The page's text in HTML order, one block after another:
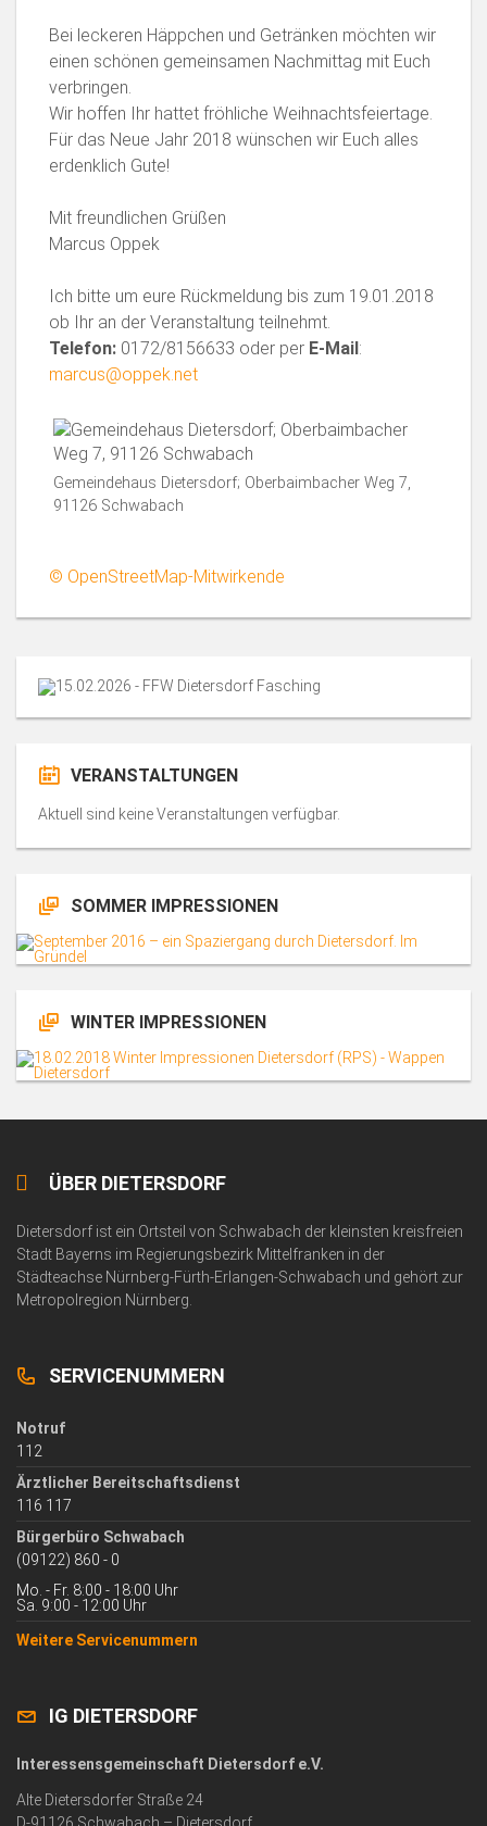
Bei leckeren Häppchen und Getränken möchten wir
einen schönen gemeinsamen Nachmittag mit Euch
verbringen.
Wir hoffen Ihr hattet fröhliche Weihnachtsfeiertage.
Für das Neue Jahr 2018 wünschen wir Euch alles
erdenklich Gute!
Mit freundlichen Grüßen
Marcus Oppek
Ich bitte um eure Rückmeldung bis zum 19.01.2018
ob Ihr an der Veranstaltung teilnehmt.
Telefon: 0172/8156633 oder per E-Mail:
marcus@oppek.net
Gemeindehaus Dietersdorf; Oberbaimbacher Weg 7,
91126 Schwabach
© OpenStreetMap-Mitwirkende
VERANSTALTUNGEN
Aktuell sind keine Veranstaltungen verfügbar.
SOMMER IMPRESSIONEN
WINTER IMPRESSIONEN
ÜBER DIETERSDORF
Dietersdorf ist ein Ortsteil von Schwabach der kleinsten kreisfreien
Stadt Bayerns im Regierungsbezirk Mittelfranken in der
Städteachse Nürnberg-Fürth-Erlangen-Schwabach und gehört zur
Metropolregion Nürnberg.
SERVICENUMMERN
Notruf
112
Ärztlicher Bereitschaftsdienst
116 117
Bürgerbüro Schwabach
(09122) 860 - 0
Mo. - Fr. 8:00 - 18:00 Uhr
Sa. 9:00 - 12:00 Uhr
Weitere Servicenummern
IG DIETERSDORF
Interessensgemeinschaft Dietersdorf e.V.
Alte Dietersdorfer Straße 24